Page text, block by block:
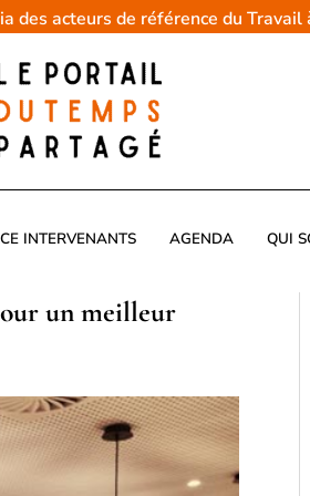
des acteurs de référence du
INTERVENANTS AGENDA QUI
un meilleur